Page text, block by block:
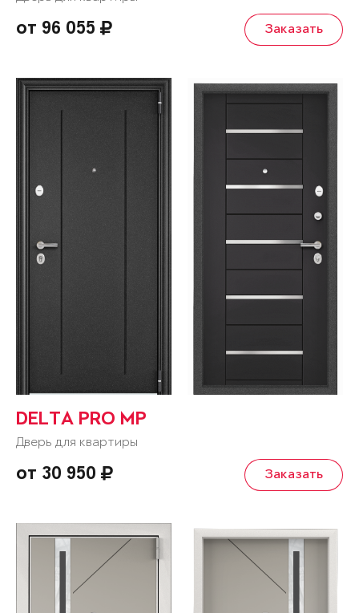
от 96 055 Заказать
DELTA PRO MP
Дверь для квартиры
от 30 950 Заказать